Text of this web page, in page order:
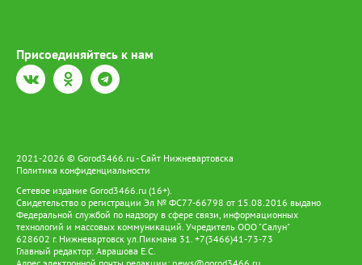
Присоединяйтесь к нам
2021-2026 © Gorod3466.ru - Сайт Нижневартовска
Политика конфиденциальности
Сетевое издание Gorod3466.ru (16+).
Свидетельство о регистрации Эл № ФС77-66798 от 15.08.2016 выдано
Федеральной службой по надзору в сфере связи, информационных
технологий и массовых коммуникаций. Учредитель ООО "Салун"
628602 г. Нижневартовск ул.Пикмана 31. +7(3466)41-73-73
Главный редактор: Аврашова Е.С.